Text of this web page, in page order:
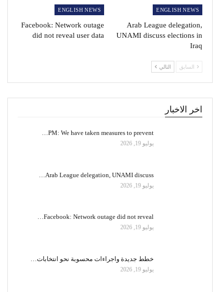
ENGLISH NEWS
Arab League delegation,
UNAMI discuss elections in
Iraq
ENGLISH NEWS
Facebook: Network outage
did not reveal user data
السابق التالي
اخر الاخبار
PM: We have taken measures to prevent…
يوليو 19, 2026
Arab League delegation, UNAMI discuss…
يوليو 19, 2026
Facebook: Network outage did not reveal…
يوليو 19, 2026
خطط جديدة واجراءات محسوبة نحو انتخابات…
يوليو 19, 2026